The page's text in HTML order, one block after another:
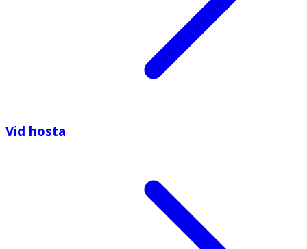
Vid hosta